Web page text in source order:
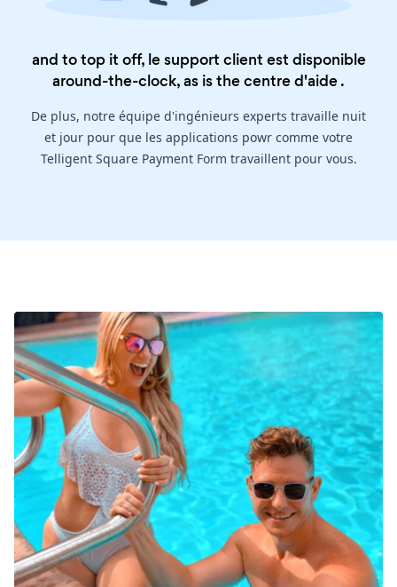
and to top it off, le support client est disponible
around-the-clock, as is thecentre d'aide.
De plus, notre équipe d'ingénieurs experts travaille nuit
et jour pour que les applications powr comme votre
Telligent Square Payment Form travaillent pour vous.